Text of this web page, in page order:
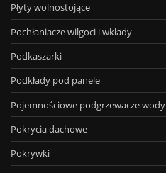
Płyty wolnostojące
Pochłaniacze wilgoci i wkłady
Podkaszarki
Podkłady pod panele
Pojemnościowe podgrzewacze wody
Pokrycia dachowe
Pokrywki